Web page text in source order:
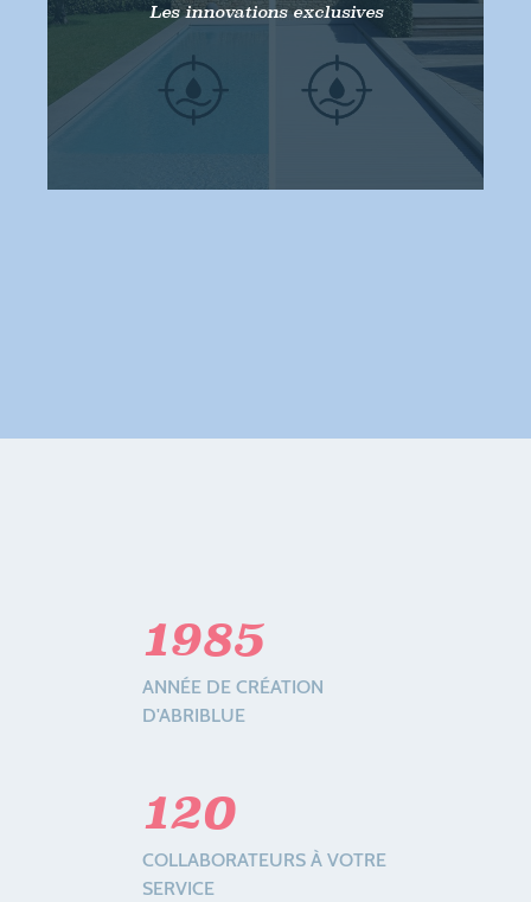
Les innovations exclusives
1985
ANNÉE DE CRÉATION
D'ABRIBLUE
120
COLLABORATEURS À VOTRE
SERVICE